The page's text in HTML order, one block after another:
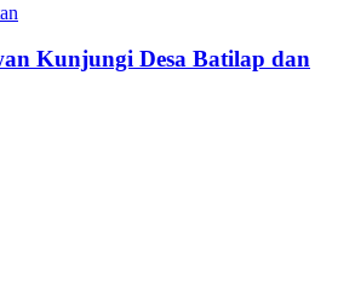
Kunjungi Desa Batilap dan